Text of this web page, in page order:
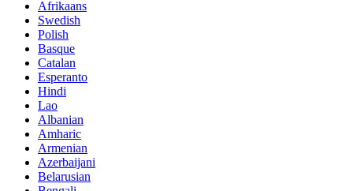
Afrikaans
Swedish
Polish
Basque
Catalan
Esperanto
Hindi
Lao
Albanian
Amharic
Armenian
Azerbaijani
Belarusian